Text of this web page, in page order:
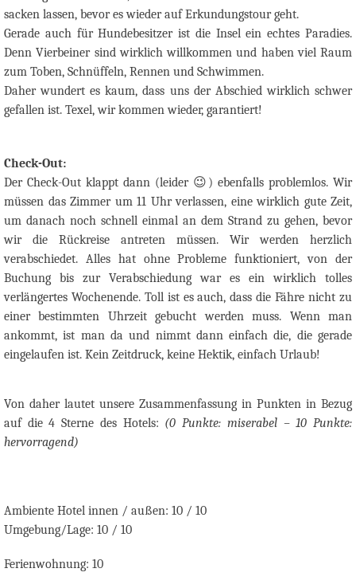
sacken lassen, bevor es wieder auf Erkundungstour geht.
Gerade auch für Hundebesitzer ist die Insel ein echtes Paradies.
Denn Vierbeiner sind wirklich willkommen und haben viel Raum
zum Toben, Schnüffeln, Rennen und Schwimmen.
Daher wundert es kaum, dass uns der Abschied wirklich schwer
gefallen ist. Texel, wir kommen wieder, garantiert!
Check-Out:
Der Check-Out klappt dann (leider 😉 ) ebenfalls problemlos. Wir
müssen das Zimmer um 11 Uhr verlassen, eine wirklich gute Zeit,
um danach noch schnell einmal an dem Strand zu gehen, bevor
wir die Rückreise antreten müssen. Wir werden herzlich
verabschiedet. Alles hat ohne Probleme funktioniert, von der
Buchung bis zur Verabschiedung war es ein wirklich tolles
verlängertes Wochenende. Toll ist es auch, dass die Fähre nicht zu
einer bestimmten Uhrzeit gebucht werden muss. Wenn man
ankommt, ist man da und nimmt dann einfach die, die gerade
eingelaufen ist. Kein Zeitdruck, keine Hektik, einfach Urlaub!
Von daher lautet unsere Zusammenfassung in Punkten in Bezug
auf die 4 Sterne des Hotels: (0 Punkte: miserabel – 10 Punkte:
hervorragend)
Ambiente Hotel innen / außen: 10 / 10
Umgebung/Lage: 10 / 10
Ferienwohnung: 10